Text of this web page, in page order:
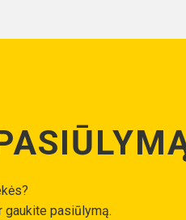
pasiūlymą.